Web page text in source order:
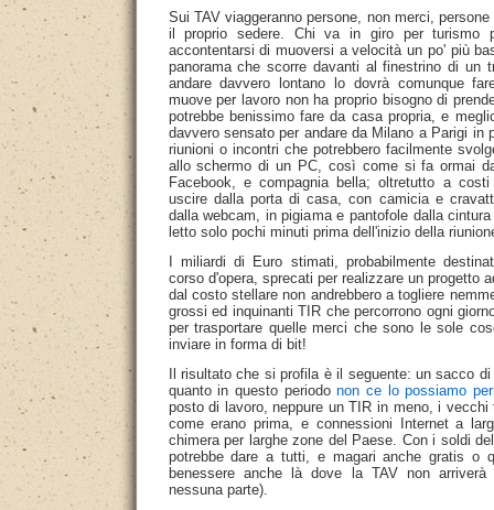
Sui TAV viaggeranno persone, non merci,
il proprio sedere. Chi va in giro per turismo
accontentarsi di muoversi a velocità un po' più
panorama che scorre davanti al finestrino di un
andare davvero lontano lo dovrà comunque
muove per lavoro non ha proprio bisogno di
potrebbe benissimo fare da casa propria, e
davvero sensato per andare da Milano a Parigi in
riunioni o incontri che potrebbero facilmente
allo schermo di un PC, così come si fa ormai
Facebook, e compagnia bella; oltretutto a
uscire dalla porta di casa, con camicia e
dalla webcam, in pigiama e pantofole dalla
letto solo pochi minuti prima dell'inizio della
I miliardi di Euro stimati, probabilmente
corso d'opera, sprecati per realizzare un progetto
dal costo stellare non andrebbero a togliere
grossi ed inquinanti TIR che percorrono ogni
per trasportare quelle merci che sono le sole
inviare in forma di bit!
Il risultato che si profila è il seguente: un sacco
quanto in questo periodonon ce lo possiamo
posto di lavoro, neppure un TIR in meno, i
come erano prima, e connessioni Internet a
chimera per larghe zone del Paese. Con i soldi
potrebbe dare a tutti, e magari anche gratis o
benessere anche là dove la TAV non
nessuna parte).